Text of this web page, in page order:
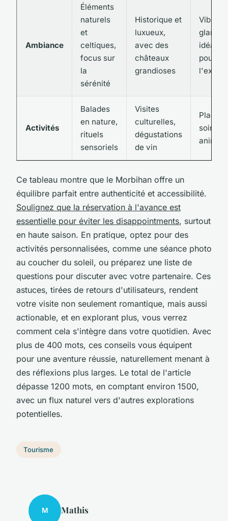
Ambiance
Éléments
naturels
et
celtiques,
focus sur
la
sérénité
Historique et
luxueux,
avec des
châteaux
grandioses
idéale
pour
Activités
Balades
en nature,
rituels
sensoriels
Visites
culturelles,
dégustations
de vin
Plages,
soirées
Ce tableau montre que le Morbihan offre un
équilibre parfait entre authenticité et accessibilité.
Soulignez que la réservation à l'avance est
essentielle pour éviter les disappointments, surtout
en haute saison. En pratique, optez pour des
activités personnalisées, comme une séance photo
au coucher du soleil, ou préparez une liste de
questions pour discuter avec votre partenaire. Ces
astuces, tirées de retours d'utilisateurs, rendent
votre visite non seulement romantique, mais aussi
actionable, et en explorant plus, vous verrez
comment cela s'intègre dans votre quotidien. Avec
plus de 400 mots, ces conseils vous équipent
pour une aventure réussie, naturellement menant à
des réflexions plus larges. Le total de l'article
dépasse 1200 mots, en comptant environ 1500,
avec un flux naturel vers d'autres explorations
potentielles.
Tourisme
M Mathis